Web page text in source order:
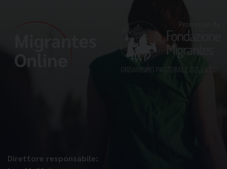
Direttore responsabile: